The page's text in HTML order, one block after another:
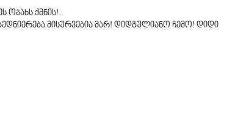
ქმნის!..
მისურვებია მარ! დიდგულიანო ჩემო! დიდი